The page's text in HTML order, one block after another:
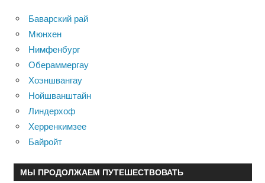
Баварский рай
Мюнхен
Нимфенбург
Обераммергау
Хоэншвангау
Нойшванштайн
Линдерхоф
Херренкимзее
Байройт
МЫ ПРОДОЛЖАЕМ ПУТЕШЕСТВОВАТЬ